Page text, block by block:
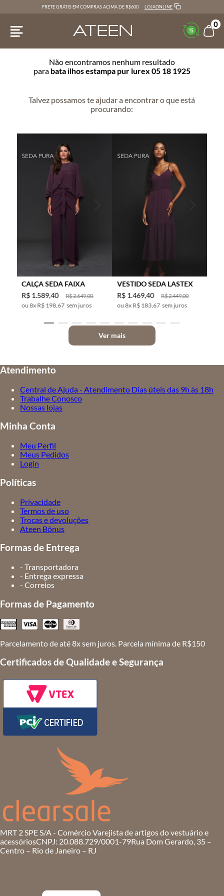
FRETE GRÁTIS EM COMPRAS ACIMA DE R$600 LOJAONLINE
0
Não encontramos nenhum resultado
para bata ilhos estampa pur lurex 05 18 1925
Talvez possamos te ajudar a encontrar o que está
procurando:
CALÇA SEDA FAIXA
R$2.649,00
R$ 1.589,40
8x R$ 198,67 sem juros
VESTIDO SEDA LASTEX
R$2.449,00
R$ 1.469,40
8x R$ 183,67 sem juros
Ver mais
Atendimento
Central de Ajuda - Atendimento Dias úteis das 9h às 18h
Trabalhe Conosco
Nossas lojas
Minha Conta
Meu Perfil
Meus Pedidos
Login
Políticas
Privacidade
Termos de uso
Trocas e devoluções
Ateen Bônus
Formas de Entrega
- Transportadora
- Entrega expressa
- Correios
Formas de Pagamento
Parcelamento de até 8x sem juros. Parcela mínima de R$150
Certificados de Qualidade e Segurança
MRT 2 SPE S/A - Comércio Varejista de artigos do vestuário e
acessóriosCNPJ: 20.088.729/0001-79Rua Dom Gerardo, 35 –
Centro – Rio de Janeiro – RJ